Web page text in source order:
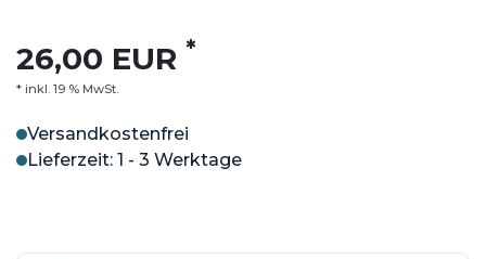
26,00 EUR *
* inkl. 19 % MwSt.
Versandkostenfrei
Lieferzeit: 1 - 3 Werktage